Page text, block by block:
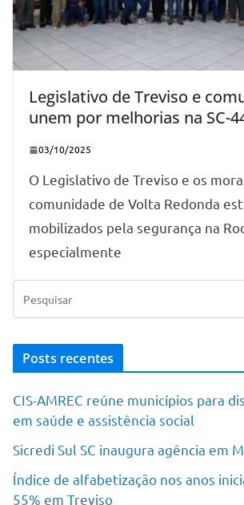
Legislativo de Treviso e
unem por melhorias na SC-
03/10/2025
O Legislativo de Treviso e os
comunidade de Volta Redonda
mobilizados pela segurança na
especialmente
Posts recentes
CIS-AMREC reúne municípios para
em saúde e assistência social
Sicredi Sul SC inaugura agência em
Índice de alfabetização nos anos
55% em Treviso